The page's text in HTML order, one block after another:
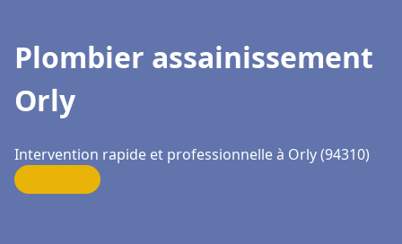
Plombier assainissement
Orly
Intervention rapide et professionnelle à Orly (94310)